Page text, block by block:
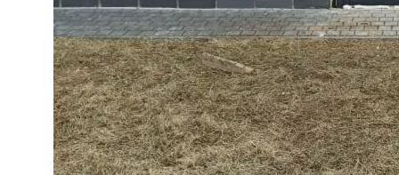
д. Пески, Ломоносовский район,
Торгово-Промышленная ул. д.30
тел/факс:8 (812) 408-49-90
info@nakvadrate.ru
О компании
Услуги
Наши работы
Контакты
© 2010-2025 ООО «КВАДРАТ».
Все права защищены.